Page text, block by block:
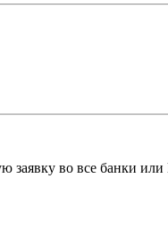
заявку во все банки